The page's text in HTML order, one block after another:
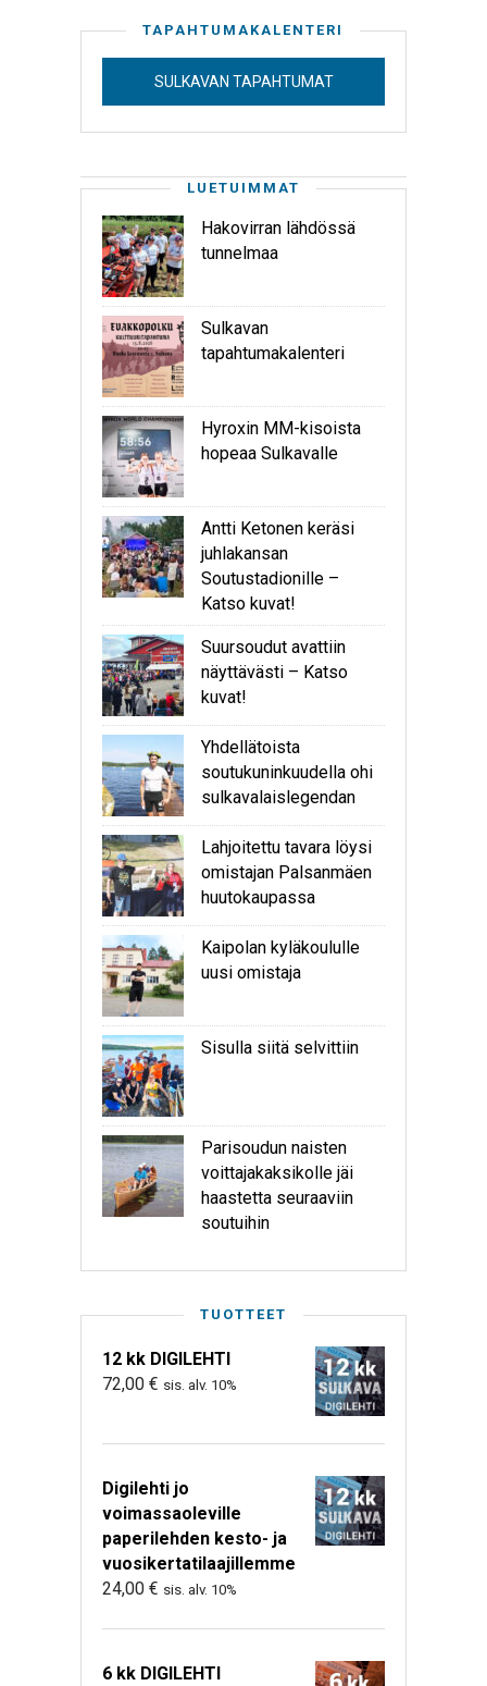
TAPAHTUMAKALENTERI
SULKAVAN TAPAHTUMAT
LUETUIMMAT
Hakovirran lähdössä
tunnelmaa
Sulkavan
tapahtumakalenteri
Hyroxin MM-kisoista
hopeaa Sulkavalle
Antti Ketonen keräsi
juhlakansan
Soutustadionille –
Katso kuvat!
Suursoudut avattiin
näyttävästi – Katso
kuvat!
Yhdellätoista
soutukuninkuudella ohi
sulkavalaislegendan
Lahjoitettu tavara löysi
omistajan Palsanmäen
huutokaupassa
Kaipolan kyläkoululle
uusi omistaja
Sisulla siitä selvittiin
Parisoudun naisten
voittajakaksikolle jäi
haastetta seuraaviin
soutuihin
TUOTTEET
12 kk DIGILEHTI
72,00 € sis. alv. 10%
Digilehti jo
voimassaoleville
paperilehden kesto- ja
vuosikertatilaajillemme
24,00 € sis. alv. 10%
6 kk DIGILEHTI